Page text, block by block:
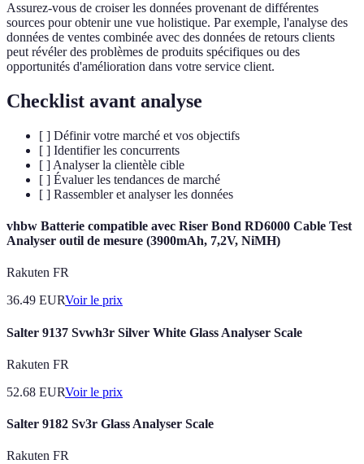
Assurez-vous de croiser les données provenant de différentes
sources pour obtenir une vue holistique. Par exemple, l'analyse des
données de ventes combinée avec des données de retours clients
peut révéler des problèmes de produits spécifiques ou des
opportunités d'amélioration dans votre service client.
Checklist avant analyse
[ ] Définir votre marché et vos objectifs
[ ] Identifier les concurrents
[ ] Analyser la clientèle cible
[ ] Évaluer les tendances de marché
[ ] Rassembler et analyser les données
vhbw Batterie compatible avec Riser Bond RD6000 Cable Test
Analyser outil de mesure (3900mAh, 7,2V, NiMH)
Rakuten FR
36.49 EURVoir le prix
Salter 9137 Svwh3r Silver White Glass Analyser Scale
Rakuten FR
52.68 EURVoir le prix
Salter 9182 Sv3r Glass Analyser Scale
Rakuten FR